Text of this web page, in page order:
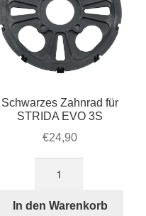
Schwarzes Zahnrad für
STRIDA EVO 3S
€24,90
für
In den Warenkorb